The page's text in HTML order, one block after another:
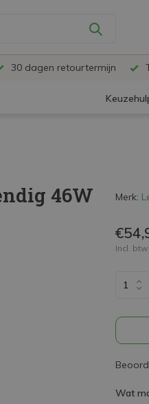
30 dagen retourtermijn
46W
Merk:
Incl. btw
Wat